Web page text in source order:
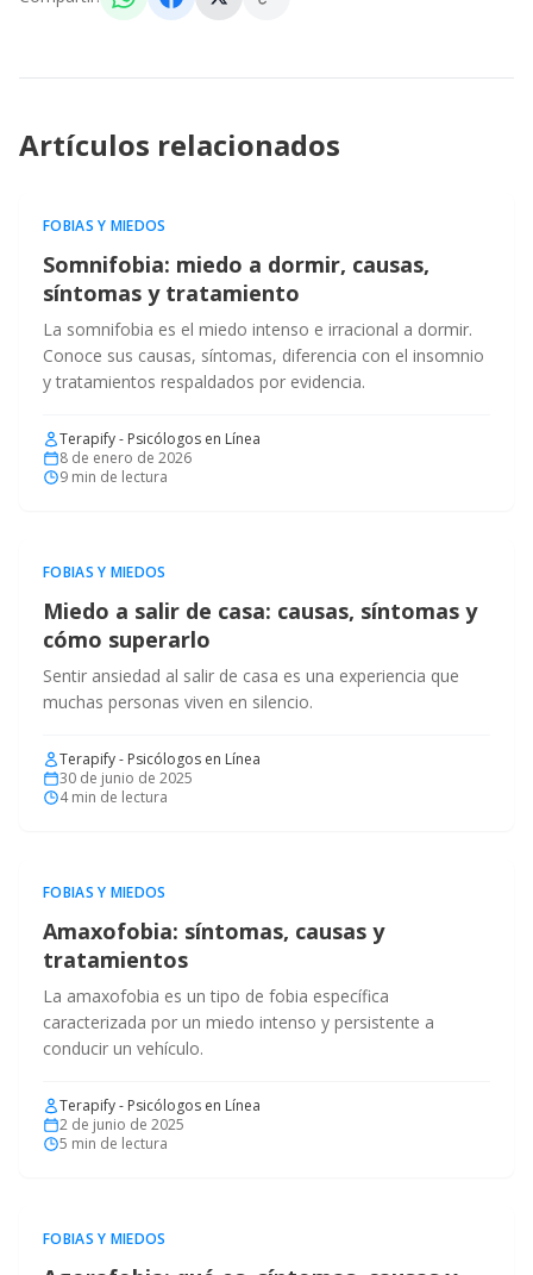
Artículos relacionados
FOBIAS Y MIEDOS
Somnifobia: miedo a dormir, causas,
síntomas y tratamiento
La somnifobia es el miedo intenso e irracional a dormir.
Conoce sus causas, síntomas, diferencia con el insomnio
y tratamientos respaldados por evidencia.
Terapify - Psicólogos en Línea
8 de enero de 2026
9 min de lectura
FOBIAS Y MIEDOS
Miedo a salir de casa: causas, síntomas y
cómo superarlo
Sentir ansiedad al salir de casa es una experiencia que
muchas personas viven en silencio.
Terapify - Psicólogos en Línea
30 de junio de 2025
4min de lectura
FOBIAS Y MIEDOS
Amaxofobia: síntomas, causas y
tratamientos
La amaxofobia es un tipo de fobia específica
caracterizada por un miedo intenso y persistente a
conducir un vehículo.
Terapify - Psicólogos en Línea
2 de junio de 2025
5 min de lectura
FOBIAS Y MIEDOS